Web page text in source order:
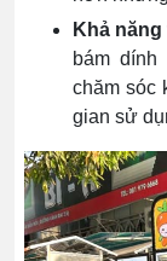
Khả
bám
chăm sóc
gian sử